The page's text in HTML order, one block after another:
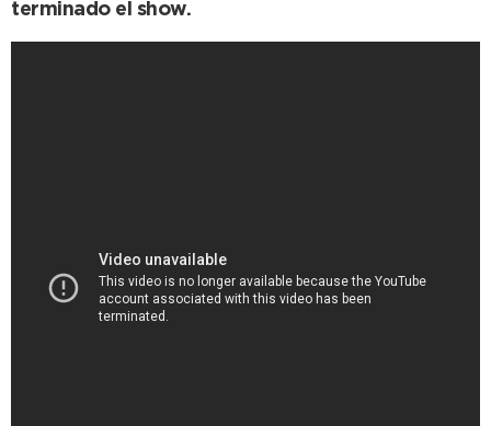
terminado el show.